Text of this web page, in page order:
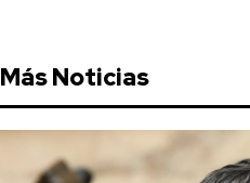
Más Noticias